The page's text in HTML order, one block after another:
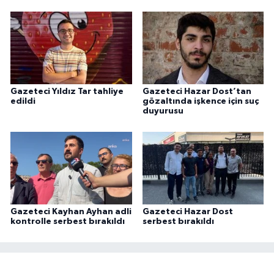
Gazeteci Yıldız Tar tahliye
edildi
Gazeteci Hazar Dost’tan
gözaltında işkence için suç
duyurusu
Gazeteci Kayhan Ayhan adli
kontrolle serbest bırakıldı
Gazeteci Hazar Dost
serbest bırakıldı